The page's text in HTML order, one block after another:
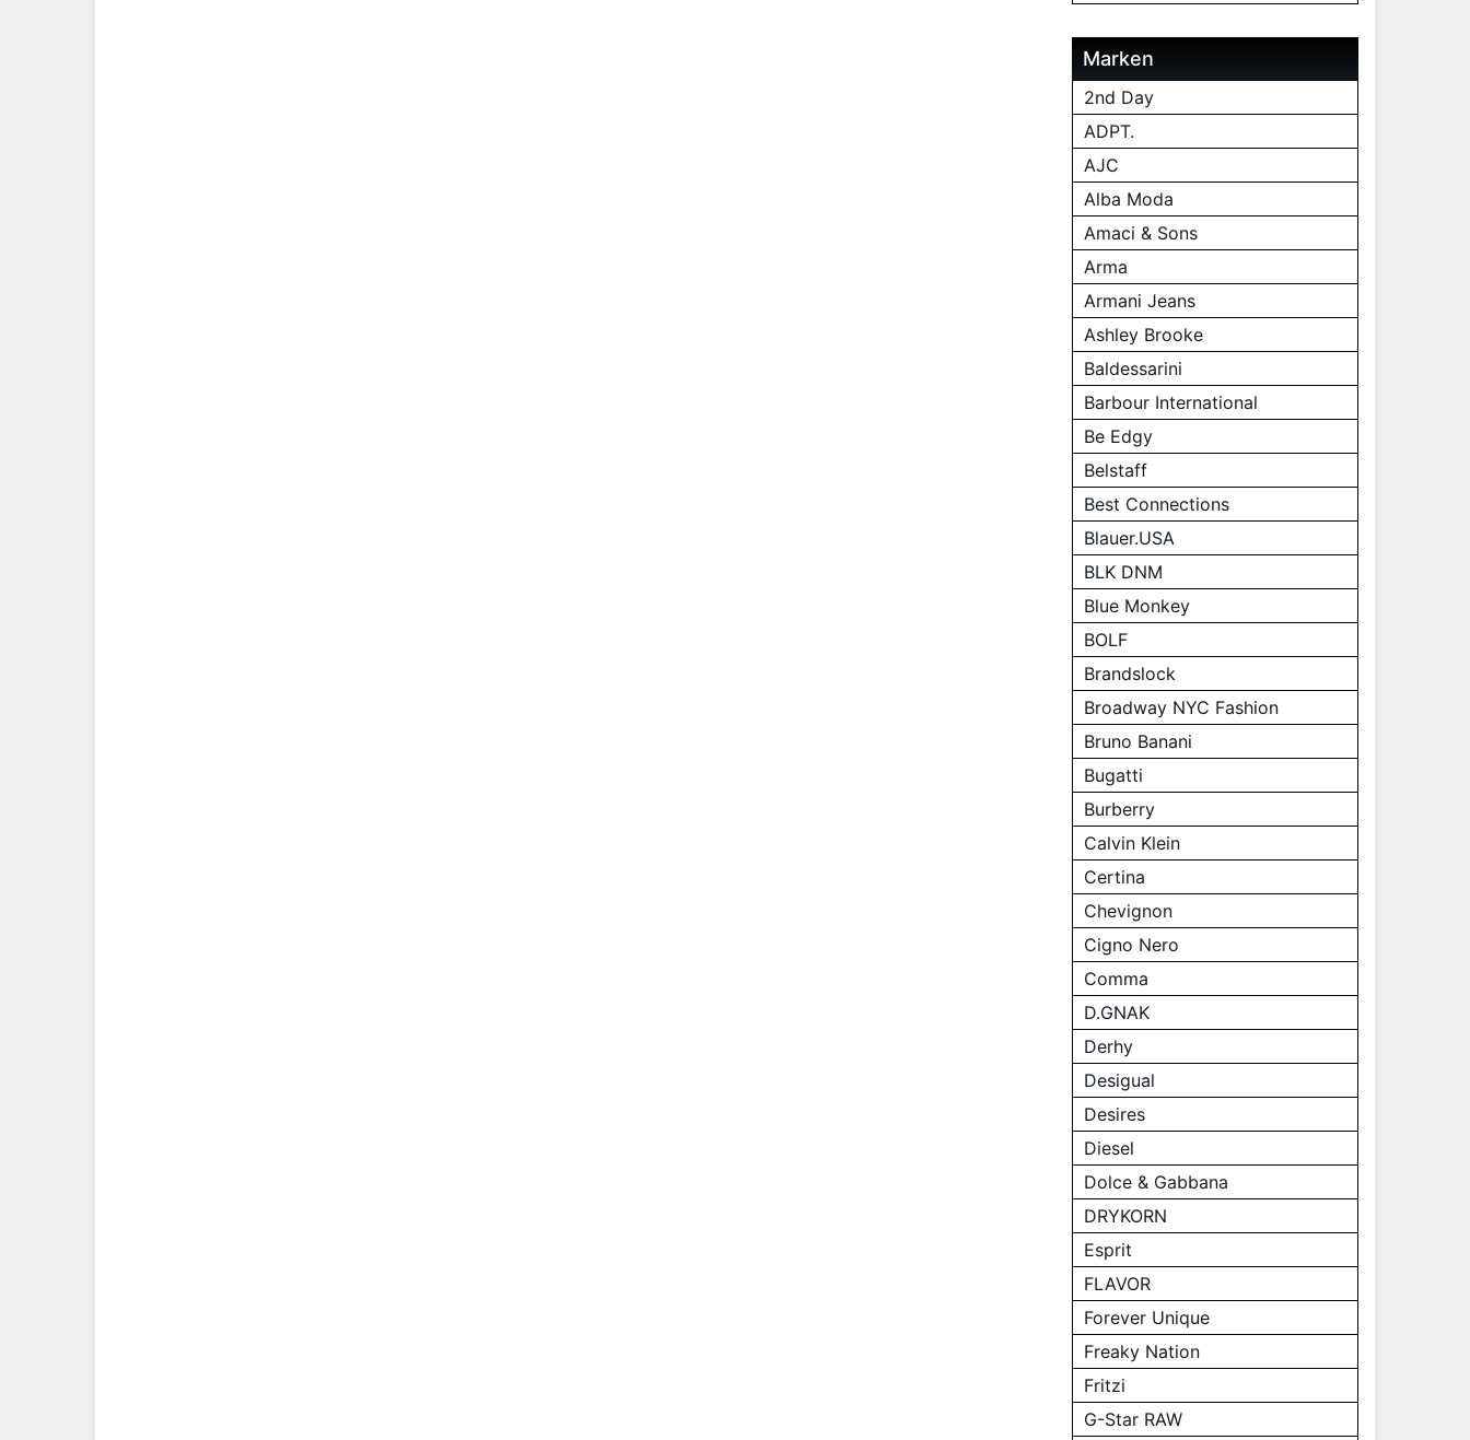
Marken
2nd Day
ADPT.
AJC
Alba Moda
Amaci & Sons
Arma
Armani Jeans
Ashley Brooke
Baldessarini
Barbour International
Be Edgy
Belstaff
Best Connections
Blauer.USA
BLK DNM
Blue Monkey
BOLF
Brandslock
Broadway NYC Fashion
Bruno Banani
Bugatti
Burberry
Calvin Klein
Certina
Chevignon
Cigno Nero
Comma
D.GNAK
Derhy
Desigual
Desires
Diesel
Dolce & Gabbana
DRYKORN
Esprit
FLAVOR
Forever Unique
Freaky Nation
Fritzi
G-Star RAW